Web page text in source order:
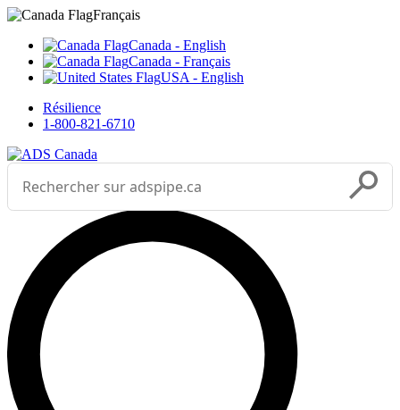
___



Sélectionnez votre langue
Français
Canada - English
Canada - Français
USA - English
Résilience
1-800-821-6710
Effectuer une recherche